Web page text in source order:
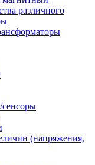
различного
(напряжения,